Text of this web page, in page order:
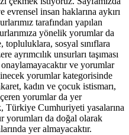
insan haklarına aykırı
tarafından yapılan
yönelik yorumlar da
sosyal sınıflara
ayrımcılık unsurları taşıması
ve yorumlar
yorumlar kategorisinde
kadın ve çocuk istismarı,
yorumlar da yer
Türkiye Cumhuriyeti yasalarına
yorumları da doğal olarak
yer almayacaktır.